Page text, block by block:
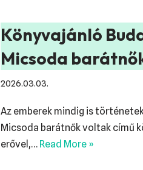
Könyvajánló
Micsoda
2026.03.03.
Az emberek mindig is
Micsoda barátnők voltak című
erővel,… Read More »